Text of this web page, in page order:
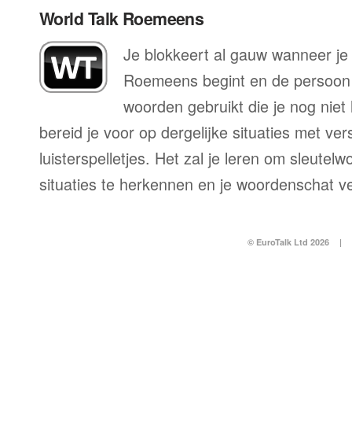
World Talk Roemeens
Je blokkeert al gauw wanneer
Roemeens begint en de
woorden gebruikt die je nog
bereid je voor op dergelijke situaties met
luisterspelletjes. Het zal je leren om
situaties te herkennen en je woordenschat
© EuroTalk Ltd 2026 |